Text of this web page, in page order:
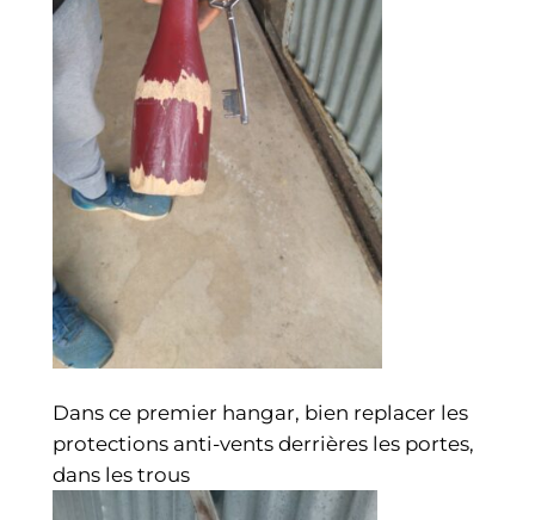
Dans ce premier hangar, bien replacer les
protections anti-vents derrières les portes,
dans les trous